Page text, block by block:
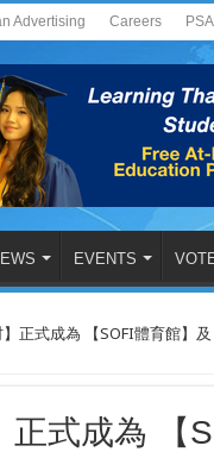
Advertising Careers PSA
EVENTS
】正式成為 【SOFI體育館】
正式成為 【